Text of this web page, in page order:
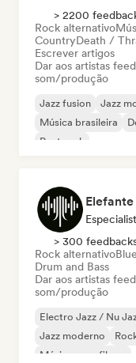
> 2200
Rock alternativo
CountryDeath /
Escrever artigos
Dar aos artistas
som/produção
Jazz fusion Jazz
Música brasileira
Post rock
> 300
Rock alternativo
Drum and Bass
Dar aos artistas
som/produção
Electro Jazz / Nu
Jazz moderno
Música para filmes